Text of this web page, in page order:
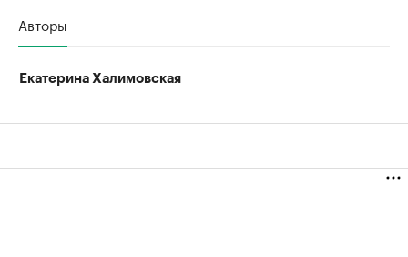
Авторы
Екатерина Халимовская